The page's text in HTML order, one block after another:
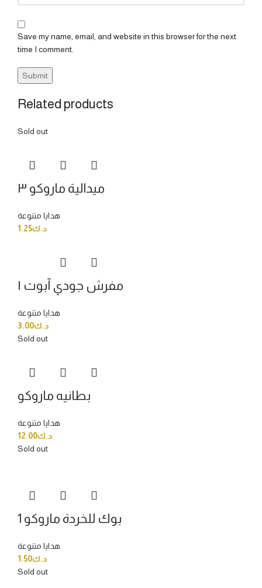
Save my name, email, and website in this browser for the next
time I comment.
Related products
Sold out
ميدالية ماروكو ٣
هدايا متنوعة
د.ك1.25
مفرش جودي آبوت ١
هدايا متنوعة
د.ك3.00
Sold out
بطانيه ماروكو
هدايا متنوعة
د.ك12.00
Sold out
بوك للخردة ماروكو 1
هدايا متنوعة
د.ك1.50
Sold out